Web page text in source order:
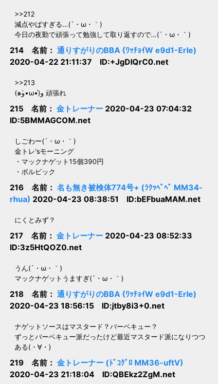
>>212
減点やばすぎる…(´・ω・｀)
今日の夜勤で頑張って勉強して取り返すので…(´・ω・｀)
214 名前： 通りすがりのBBA (ﾜｯﾁｮｲW e9d1-ErIe)
2020-04-22 21:11:37 ID:+JgDIQrC0.net
>>213
(๑و•̀ω•́)و 頑張れ
215 名前： 金トレーナー 2020-04-23 07:04:32
ID:5BMMAGCOM.net
しごわー(´・ω・｀)
金トレ'sモーニング
・マックナゲット15個390円
・ボルビック
216 名前： 名も無き被検体774号+ (ﾗｸｯﾍﾟﾍﾟ MM34-
rhua) 2020-04-23 08:38:51 ID:bEFbuaMAM.net
にくとみず？
217 名前： 金トレーナー 2020-04-23 08:52:33
ID:3z5HtQOZ0.net
うん(´・ω・｀)
マックナゲットうますぎ(´・ω・｀)
218 名前： 通りすがりのBBA (ﾜｯﾁｮｲW e9d1-ErIe)
2020-04-23 18:56:15 ID:jtby8i3+0.net
ナゲットソースはマスタード？バーベキュー？
ずっとバーベキュー派だったけど最近マスタード派になりつつ
ある(・∀・)
219 名前： 金トレーナー (ﾄﾞｺｸﾞﾛ MM36-uftV)
2020-04-23 21:18:04 ID:QBEkz2ZgM.net